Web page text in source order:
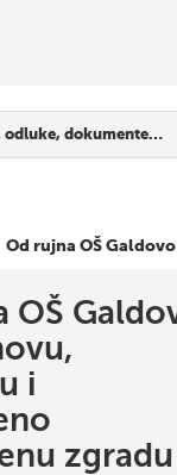
odluke, dokumente…
Od rujna OŠ
opremljenu zgradu
OŠ
i
zgradu